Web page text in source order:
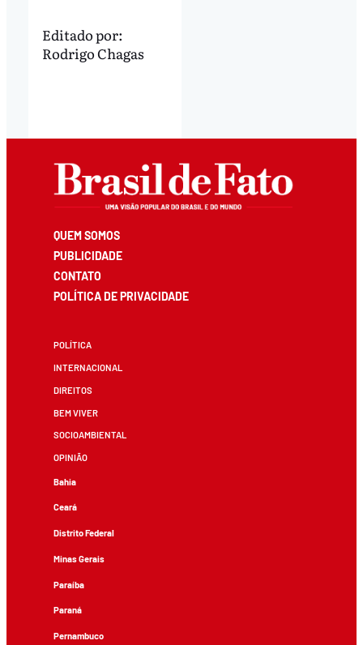
Editado por:
Rodrigo Chagas
QUEM SOMOS
PUBLICIDADE
CONTATO
POLÍTICA DE PRIVACIDADE
POLÍTICA
INTERNACIONAL
DIREITOS
BEM VIVER
SOCIOAMBIENTAL
OPINIÃO
Bahia
Ceará
Distrito Federal
Minas Gerais
Paraíba
Paraná
Pernambuco